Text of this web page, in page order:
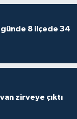
8 ilçede 34
zirveye çıktı